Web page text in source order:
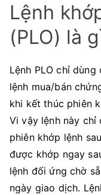
Lệnh
(PLO) là
Lệnh PLO chỉ
lệnh mua/bán
khi kết thúc phiên
Vi vậy lệnh này
phiên khớp lệnh
được khớp ngay
lệnh đối ứng chờ
ngày giao dịch.